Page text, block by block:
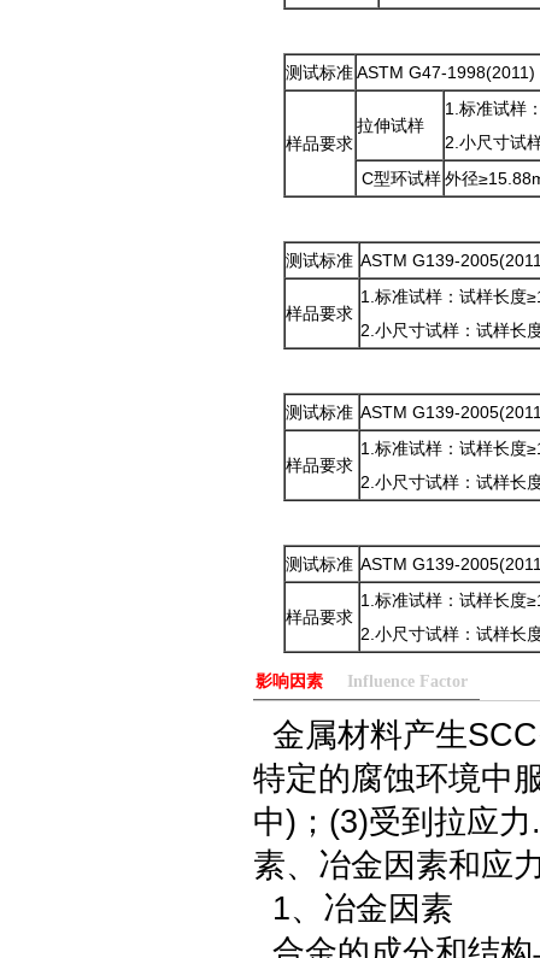
测试标准ASTM G47-1998(2011)
样品要求
拉伸试样
1.标准试样
2.小尺寸试
C型环试样外径
测试标准 ASTM G139-
样品要求
1.标准试样：试样长度
2.小尺寸试样：试样长
测试标准 ASTM G139-
样品要求
1.标准试样：试样长度
2.小尺寸试样：试样长
测试标准 ASTM G139-
样品要求
1.标准试样：试样长度
2.小尺寸试样：试样长
影响因素 Influence Factor
金属材料产生
特定的腐蚀环境中
中)；(3)受到拉应
素、冶金因素和应
1、冶金因素